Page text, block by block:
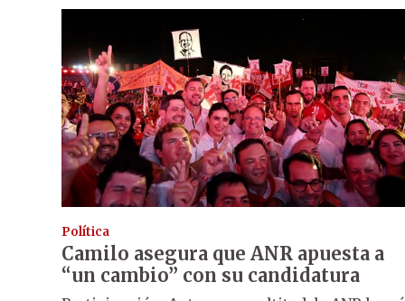
Política
Camilo asegura que ANR apuesta a
“un cambio” con su candidatura